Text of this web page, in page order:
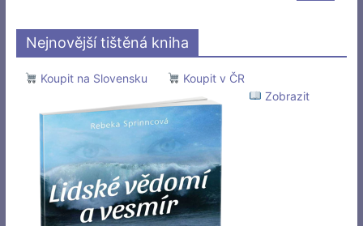
Nejnovější tištěná kniha
Koupit na Slovensku
Koupit v ČR
Zobrazit